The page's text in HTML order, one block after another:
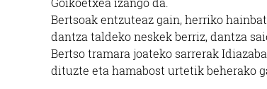
Bertsoak entzuteaz gain, herriko
dantza taldeko neskek berriz, dantza
Bertso tramara joateko sarrerak
dituzte eta hamabost urtetik beherako